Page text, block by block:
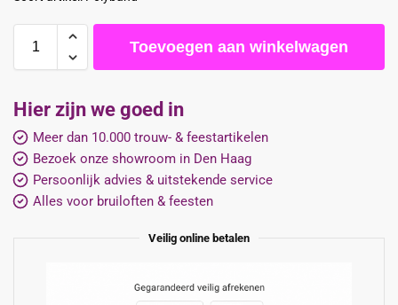
Toevoegen aan winkelwagen
Hier zijn we goed in
Meer dan 10.000 trouw- & feestartikelen
Bezoek onze showroom in Den Haag
Persoonlijk advies & uitstekende service
Alles voor bruiloften & feesten
Veilig online betalen